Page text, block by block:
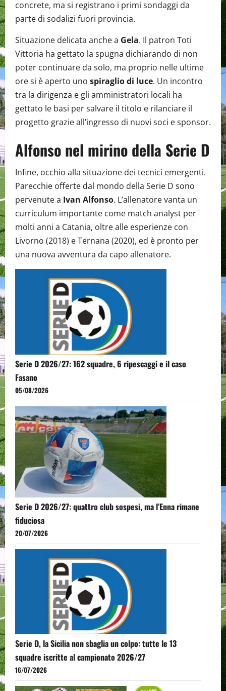
concrete, ma si registrano i primi sondaggi da
parte di sodalizi fuori provincia.
Situazione delicata anche a Gela. Il patron Toti
Vittoria ha gettato la spugna dichiarando di non
poter continuare da solo, ma proprio nelle ultime
ore si è aperto uno spiraglio di luce. Un incontro
tra la dirigenza e gli amministratori locali ha
gettato le basi per salvare il titolo e rilanciare il
progetto grazie all’ingresso di nuovi soci e sponsor.
Alfonso nel mirino della Serie D
Infine, occhio alla situazione dei tecnici emergenti.
Parecchie offerte dal mondo della Serie D sono
pervenute a Ivan Alfonso. L’allenatore vanta un
curriculum importante come match analyst per
molti anni a Catania, oltre alle esperienze con
Livorno (2018) e Ternana (2020), ed è pronto per
una nuova avventura da capo allenatore.
Serie D 2026/27: 162 squadre, 6 ripescaggi e il caso
Fasano
05/08/2026
Serie D 2026/27: quattro club sospesi, ma l’Enna rimane
fiduciosa
20/07/2026
Serie D, la Sicilia non sbaglia un colpo: tutte le 13
squadre iscritte al campionato 2026/27
16/07/2026